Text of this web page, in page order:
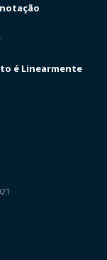
é Linearmente